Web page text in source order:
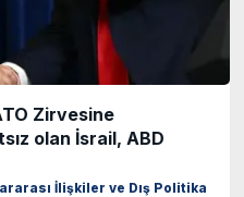
Zirvesine
olan İsrail, ABD
İlişkiler ve Dış Politika